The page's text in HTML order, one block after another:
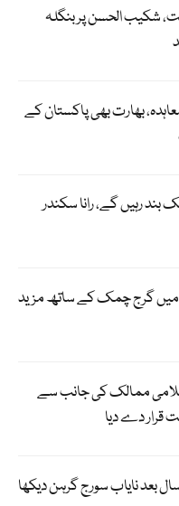
شکیب الحسن پر بنگلہ
بھارت بھی پاکستان کے
24 اگست تک بند رہیں گے، رانا سکندر
گرج چمک کے ساتھ مزید
ممالک کی جانب سے
قرار دے دیا
اور آئرلینڈ میں 27 سال بعد نایاب سورج گرہن دیکھا